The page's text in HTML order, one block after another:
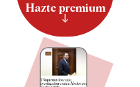
Hazte premium